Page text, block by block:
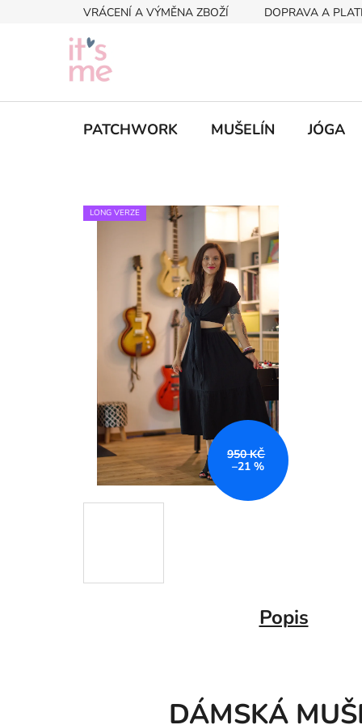
VRÁCENÍ A VÝMĚNA ZBOŽÍ DOPRAVA A
PATCHWORK MUŠELÍN JÓGA
LONG VERZE
950 KČ
–21 %
Popis
DÁMSKÁ